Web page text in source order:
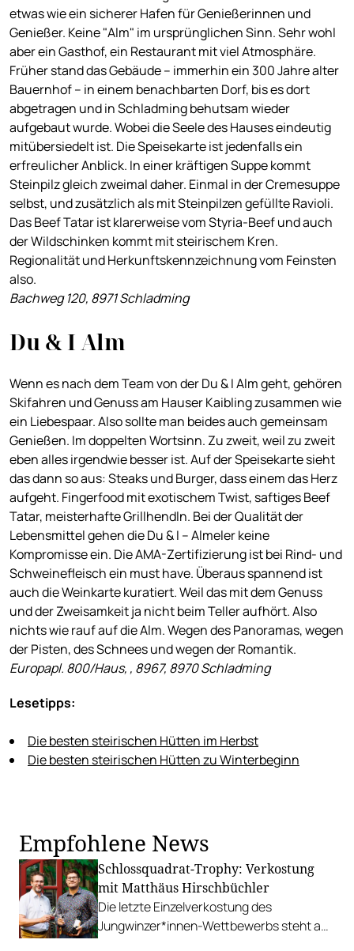
etwas wie ein sicherer Hafen für Genießerinnen und
Genießer. Keine "Alm" im ursprünglichen Sinn. Sehr wohl
aber ein Gasthof, ein Restaurant mit viel Atmosphäre.
Früher stand das Gebäude – immerhin ein 300 Jahre alter
Bauernhof – in einem benachbarten Dorf, bis es dort
abgetragen und in Schladming behutsam wieder
aufgebaut wurde. Wobei die Seele des Hauses eindeutig
mitübersiedelt ist. Die Speisekarte ist jedenfalls ein
erfreulicher Anblick. In einer kräftigen Suppe kommt
Steinpilz gleich zweimal daher. Einmal in der Cremesuppe
selbst, und zusätzlich als mit Steinpilzen gefüllte Ravioli.
Das Beef Tatar ist klarerweise vom Styria-Beef und auch
der Wildschinken kommt mit steirischem Kren.
Regionalität und Herkunftskennzeichnung vom Feinsten
also.
Bachweg 120, 8971 Schladming
Du & I Alm
Wenn es nach dem Team von der Du & I Alm geht, gehören
Skifahren und Genuss am Hauser Kaibling zusammen wie
ein Liebespaar. Also sollte man beides auch gemeinsam
Genießen. Im doppelten Wortsinn. Zu zweit, weil zu zweit
eben alles irgendwie besser ist. Auf der Speisekarte sieht
das dann so aus: Steaks und Burger, dass einem das Herz
aufgeht. Fingerfood mit exotischem Twist, saftiges Beef
Tatar, meisterhafte Grillhendln. Bei der Qualität der
Lebensmittel gehen die Du & I – Almeler keine
Kompromisse ein. Die AMA-Zertifizierung ist bei Rind- und
Schweinefleisch ein must have. Überaus spannend ist
auch die Weinkarte kuratiert. Weil das mit dem Genuss
und der Zweisamkeit ja nicht beim Teller aufhört. Also
nichts wie rauf auf die Alm. Wegen des Panoramas, wegen
der Pisten, des Schnees und wegen der Romantik.
Europapl. 800/Haus, , 8967, 8970 Schladming
Lesetipps:
Die besten steirischen Hütten im Herbst
Die besten steirischen Hütten zu Winterbeginn
Empfohlene News
Schlossquadrat-Trophy: Verkostung
mit Matthäus Hirschbüchler
Die letzte Einzelverkostung des
Jungwinzer*innen-Wettbewerbs steht an,